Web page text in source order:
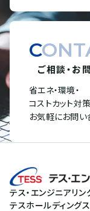
ご相談・お
省エネ・環境・
コストカット対
お気軽にお問い
テス・エンジニアリ
テスホールディング